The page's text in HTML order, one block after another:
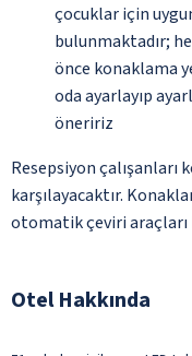
çocuklar için
bulunmaktadır;
önce konaklama
oda ayarlayıp
öneririz
Resepsiyon
karşılayacaktır.
otomatik çeviri
Otel Hakkında